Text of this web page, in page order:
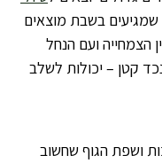
שמגיעים בשבת מוצאים
הצמחייה ועם הנחל
קטן – יכולות לשלב
ושפת הגוף שחשוב